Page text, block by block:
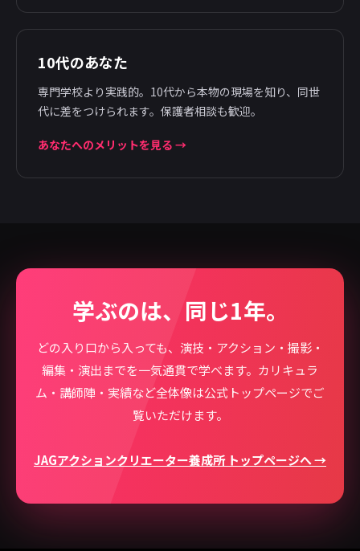
10代のあなた
専門学校より実践的。10代から本物の現場を知り、同世
代に差をつけられます。保護者相談も歓迎。
あなたへのメリットを見る →
学ぶのは、同じ1年。
どの入り口から入っても、演技・アクション・撮影・
編集・演出までを一気通貫で学べます。カリキュラ
ム・講師陣・実績など全体像は公式トップページでご
覧いただけます。
JAGアクションクリエーター養成所 トップページへ →